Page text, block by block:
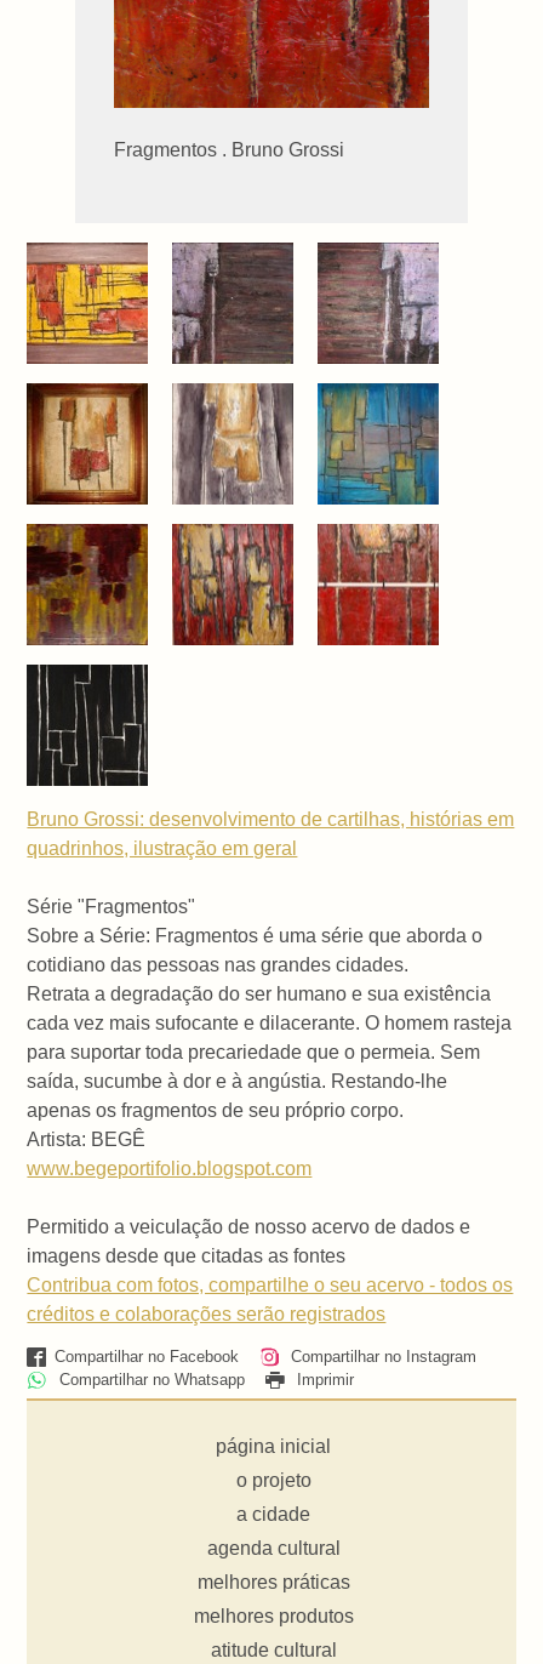
Fragmentos . Bruno Grossi
Bruno Grossi: desenvolvimento de cartilhas, histórias em
quadrinhos, ilustração em geral
Série "Fragmentos"
Sobre a Série: Fragmentos é uma série que aborda o
cotidiano das pessoas nas grandes cidades.
Retrata a degradação do ser humano e sua existência
cada vez mais sufocante e dilacerante. O homem rasteja
para suportar toda precariedade que o permeia. Sem
saída, sucumbe à dor e à angústia. Restando-lhe
apenas os fragmentos de seu próprio corpo.
Artista: BEGÊ
www.begeportifolio.blogspot.com
Permitido a veiculação de nosso acervo de dados e
imagens desde que citadas as fontes
Contribua com fotos, compartilhe o seu acervo - todos os
créditos e colaborações serão registrados
Compartilhar no Facebook
Compartilhar no Instagram
Compartilhar no Whatsapp
Imprimir
página inicial
o projeto
a cidade
agenda cultural
melhores práticas
melhores produtos
atitude cultural